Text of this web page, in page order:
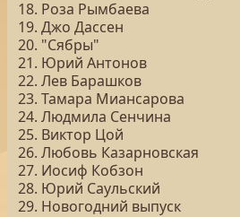
18. Роза Рымбаева
19. Джо Дассен
20. "Сябры"
21. Юрий Антонов
22. Лев Барашков
23. Тамара Миансарова
24. Людмила Сенчина
25. Виктор Цой
26. Любовь Казарновская
27. Иосиф Кобзон
28. Юрий Саульский
29. Новогодний выпуск